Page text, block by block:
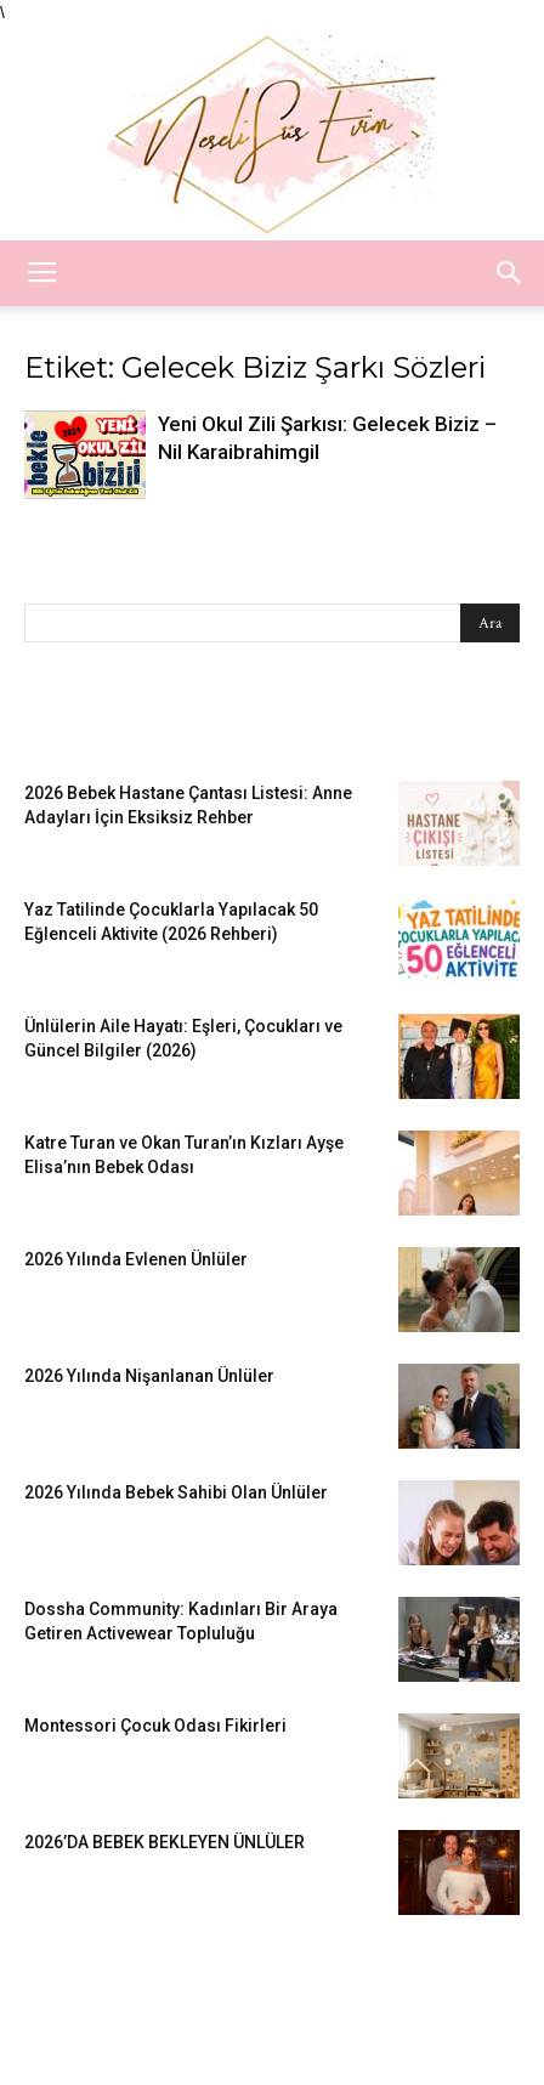
\
Etiket: Gelecek Biziz Şarkı Sözleri
Yeni Okul Zili Şarkısı: Gelecek Biziz –
Nil Karaibrahimgil
2026 Bebek Hastane Çantası Listesi: Anne
Adayları İçin Eksiksiz Rehber
Yaz Tatilinde Çocuklarla Yapılacak 50
Eğlenceli Aktivite (2026 Rehberi)
Ünlülerin Aile Hayatı: Eşleri, Çocukları ve
Güncel Bilgiler (2026)
Katre Turan ve Okan Turan’ın Kızları Ayşe
Elisa’nın Bebek Odası
2026 Yılında Evlenen Ünlüler
2026 Yılında Nişanlanan Ünlüler
2026 Yılında Bebek Sahibi Olan Ünlüler
Dossha Community: Kadınları Bir Araya
Getiren Activewear Topluluğu
Montessori Çocuk Odası Fikirleri
2026’DA BEBEK BEKLEYEN ÜNLÜLER